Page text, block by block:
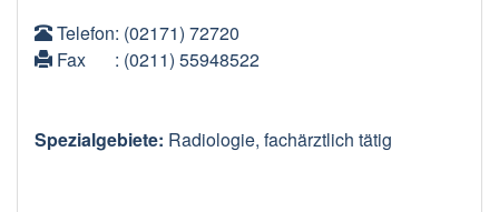
Telefon: (02171) 72720
Fax
: (0211) 55948522
Spezialgebiete: Radiologie, fachärztlich tätig